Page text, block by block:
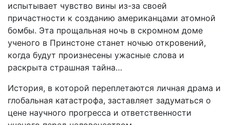
испытывает чувство вины из-за своей
причастности к созданию американцами атомной
бомбы. Эта прощальная ночь в скромном доме
ученого в Принстоне станет ночью откровений,
когда будут произнесены ужасные слова и
раскрыта страшная тайна…
История, в которой переплетаются личная драма и
глобальная катастрофа, заставляет задуматься о
цене научного прогресса и ответственности